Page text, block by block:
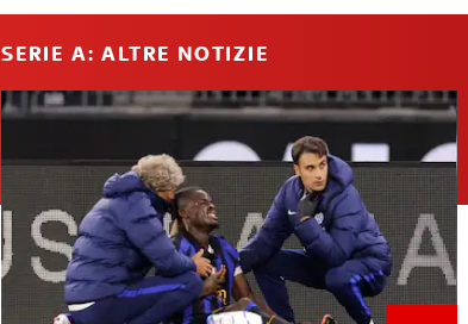
SERIE A: ALTRE NOTIZIE